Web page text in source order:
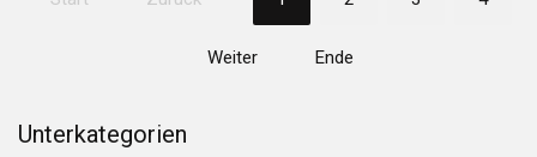
Weiter Ende
Unterkategorien